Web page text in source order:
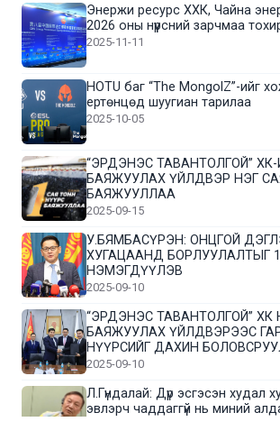
Энержи ресурс ХХК, Чайна
2026 оны нүүрсний зарчмаа
2025-11-11
HOTU баг “The MongolZ”-ийг
ертөнцөд шуугиан тарилаа
2025-10-05
“ЭРДЭНЭС ТАВАНТОЛГОЙ”
БАЯЖУУЛАХ ҮЙЛДВЭР НЭГ
БАЯЖУУЛЛАА
2025-09-15
У.БЯМБАСҮРЭН: ОНЦГОЙ
ХУГАЦААНД БОРЛУУЛАЛТЫГ
НЭМЭГДҮҮЛЭВ
2025-09-10
“ЭРДЭНЭС ТАВАНТОЛГОЙ” ХК
БАЯЖУУЛАХ ҮЙЛДВЭРЭЭС
НҮҮРСИЙГ ДАХИН
2025-09-10
Л.Гүндалай: Дүр эсгэсэн худал
эвлэрч чаддаггүй нь миний